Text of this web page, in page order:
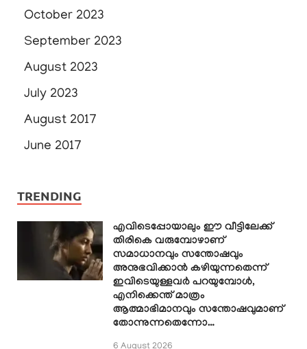
October 2023
September 2023
August 2023
July 2023
August 2017
June 2017
TRENDING
എവിടെപ്പോയാലും ഈ വീട്ടിലേക്ക്
തിരികെ വരുമ്പോഴാണ്
സമാധാനവും സന്തോഷവും
അനുഭവിക്കാൻ കഴിയുന്നതെന്ന്
ഇവിടെയുള്ളവർ പറയുമ്പോൾ,
എനിക്കെന്ത് മാത്രം
ആത്മാഭിമാനവും സന്തോഷവുമാണ്
തോന്നുന്നതെന്നോ…
6 August 2026